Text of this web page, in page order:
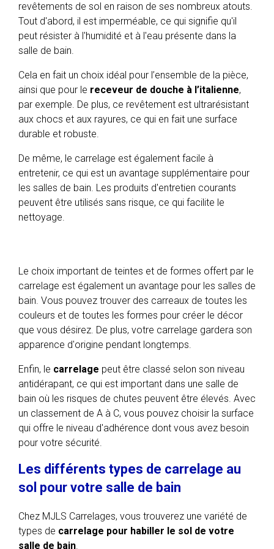
revêtements de sol en raison de ses nombreux atouts.
Tout d'abord, il est imperméable, ce qui signifie qu'il
peut résister à l'humidité et à l'eau présente dans la
salle de bain.
Cela en fait un choix idéal pour l’ensemble de la pièce,
ainsi que pour le receveur de douche à l’italienne,
par exemple. De plus, ce revêtement est ultrarésistant
aux chocs et aux rayures, ce qui en fait une surface
durable et robuste.
De même, le carrelage est également facile à
entretenir, ce qui est un avantage supplémentaire pour
les salles de bain. Les produits d'entretien courants
peuvent être utilisés sans risque, ce qui facilite le
nettoyage.
Le choix important de teintes et de formes offert par le
carrelage est également un avantage pour les salles de
bain. Vous pouvez trouver des carreaux de toutes les
couleurs et de toutes les formes pour créer le décor
que vous désirez. De plus, votre carrelage gardera son
apparence d'origine pendant longtemps.
Enfin, le carrelage peut être classé selon son niveau
antidérapant, ce qui est important dans une salle de
bain où les risques de chutes peuvent être élevés. Avec
un classement de A à C, vous pouvez choisir la surface
qui offre le niveau d'adhérence dont vous avez besoin
pour votre sécurité.
Les différents types de carrelage au
sol pour votre salle de bain
Chez MJLS Carrelages, vous trouverez une variété de
types de carrelage pour habiller le sol de votre
salle de bain.